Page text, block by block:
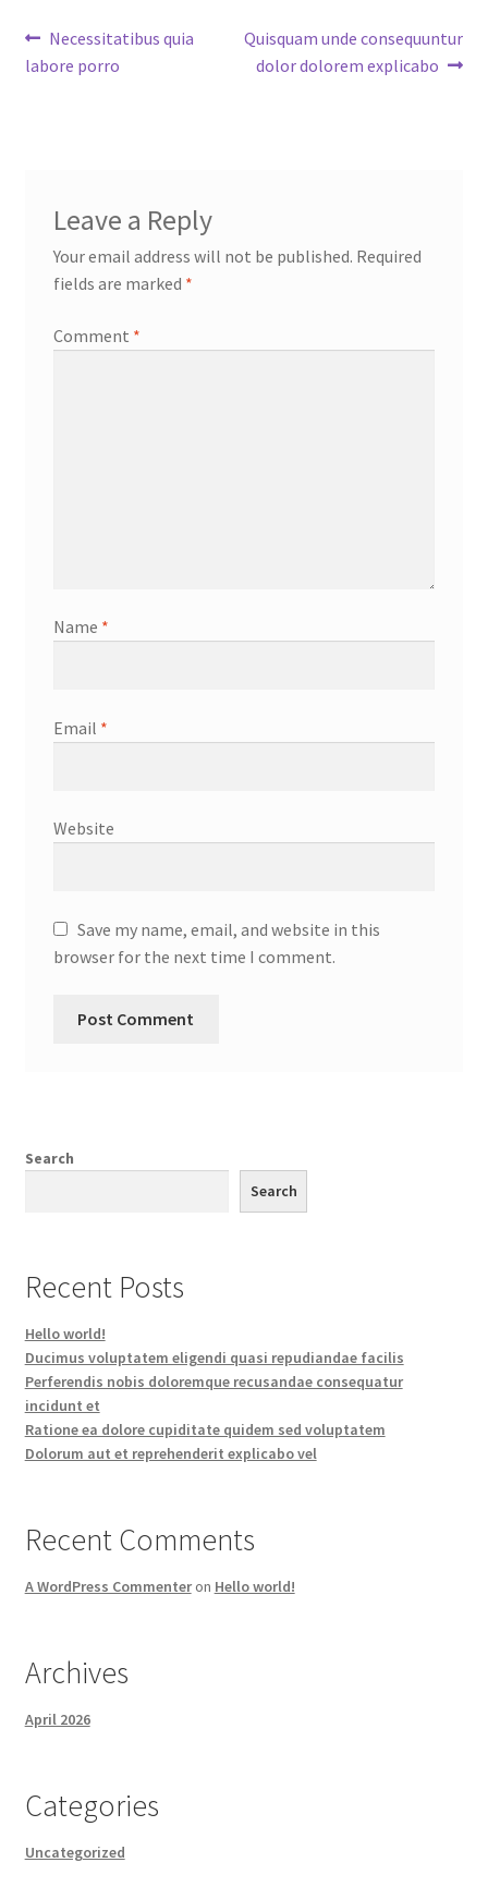
Post
navigation
Previous
post:
Necessitatibus quia
labore porro
Next
post:
Quisquam unde consequuntur
dolor dolorem explicabo
Leave a Reply
Your email address will not be published. Required
fields are marked *
Comment *
Name *
Email *
Website
Save my name, email, and website in this
browser for the next time I comment.
Search
Search
Recent Posts
Hello world!
Ducimus voluptatem eligendi quasi repudiandae facilis
Perferendis nobis doloremque recusandae consequatur
incidunt et
Ratione ea dolore cupiditate quidem sed voluptatem
Dolorum aut et reprehenderit explicabo vel
Recent Comments
A WordPress Commenteron Hello world!
Archives
April 2026
Categories
Uncategorized